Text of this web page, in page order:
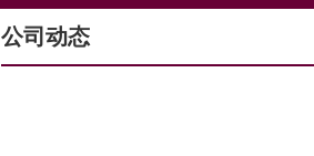
公司动态